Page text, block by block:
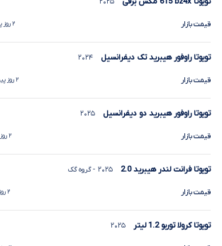
۲۰۲۵
قیمت بازار ۲ روز پیش
تویوتا راوفور هیبرید تک دیفرانسیل ۲۰۲۴
قیمت بازار ۲ روز پیش
تویوتا راوفور هیبرید دو دیفرانسیل ۲۰۲۵
قیمت بازار ۲ روز پیش
تویوتا فرانت لندر هیبرید2.0 ۲۰۲۵ - گروه گک
قیمت بازار ۲ روز پیش
تویوتا کرولا توربو1.2لیتر ۲۰۲۵